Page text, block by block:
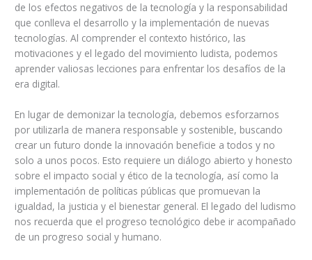
de los efectos negativos de la tecnología y la responsabilidad
que conlleva el desarrollo y la implementación de nuevas
tecnologías. Al comprender el contexto histórico, las
motivaciones y el legado del movimiento ludista, podemos
aprender valiosas lecciones para enfrentar los desafíos de la
era digital.
En lugar de demonizar la tecnología, debemos esforzarnos
por utilizarla de manera responsable y sostenible, buscando
crear un futuro donde la innovación beneficie a todos y no
solo a unos pocos. Esto requiere un diálogo abierto y honesto
sobre el impacto social y ético de la tecnología, así como la
implementación de políticas públicas que promuevan la
igualdad, la justicia y el bienestar general. El legado del ludismo
nos recuerda que el progreso tecnológico debe ir acompañado
de un progreso social y humano.